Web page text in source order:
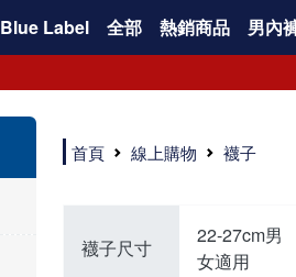
Blue Label 全部 熱銷商品 男內
如何挑選高品質的短襪？注重品質的三花短襪，特選高級優質棉料，保持雙腳透氣不悶熱。襪子具有良好的透氣性，自然讓腳不悶臭，讓您每天穿得健康、舒適。好襪子陪你走更遠！
品質優零負擔，全家人都適合的好襪子在三花!長輩、久坐辦公室最適合無鬆緊帶襪子、運動跑步打球雙層毛巾底短襪保護最有力，日常休閒短襪穿搭簡易最省時。耐洗耐穿超省錢!
三花襪子嚴選優質棉料，吸汗透氣、乾爽舒適，不易滑動。作為日常必備的襪子，其符合人體工學與時尚設計，令人穿上即感舒適。三花50年來專注改良，以精湛工藝打造超乎想像的舒適體驗。追求美感與實用兼備的您，絕對不能錯過三花襪子，即刻入手，體驗潮流與舒適的完美結合。
"最近一批襪子都相繼損壞，所以又到了採購新襪子的時間了！剛好又是換季，可以買適合當季的襪子，增添一些生活的小確幸。我通常一次會買6-8雙襪子，然後整批襪子幾乎會在差不多的時間陣亡，再換下一批。這種一年大概買兩次的習慣，讓6-8雙短襪輪流穿半年，不會太浪費，也避免穿著鬆垮的襪子很糗。 每次換襪子時，我都會嘗試一個新品牌來試試看。這次我選了已有50多年歷史的老牌子——三花。可能有人會問，三花襪子這麼有名，為何現在才選？其實我一直知道這品牌，但過去對他們家的產品印象是主要賣給男生的中筒襪，因此未曾購買。最近在捷運和網站上頻繁看到三花的廣告，便上網探究了一下。驚喜發現，他們家竟然也推出了很多適合女生穿的短襪，而且款式很漂亮，不再僅僅針對中年男性。 這次我訂了8雙襪子，總共500元，一雙平均只要62元（短襪價格依官網為主），真的很划算。而且，他們的物流速度超快，官網下單後隔天襪子就到貨了，這點我特別喜歡。收到襪子後，我還特地將它們一字排開，場面也蠻壯觀的。我訂了素色短襪、條紋短襪和撞色運動短襪，還為我老公買了一雙紳士襪。為了迎接夏天的到來，也幫他準備些薄襪子，畢竟穿皮鞋搭配厚重的運動襪真的不太合適。 這次的嘗試中，最讓我驚艷的是運動短襪。雙層毛巾底的設計，一開始以為會太厚，但實際穿上後發現這款襪子的吸震效果不輸其他運動品牌，吸濕性也非常強。我特意用水滴試驗，結果也很滿意。運動短襪的關鍵就是吸汗和吸震，這樣能讓整個運動過程不黏膩，並有效減少腳與鞋子的摩擦，避免脫跟的情況發生，增添了運動的舒適感。 此外，對於孩子來說，這款運動短襪的耐用性也讓我很滿意。其他品牌的襪子大概只能撐2個月，但看來這次的三花短襪應該能撐3個月以上，使用壽命更長，是一位媽媽的好幫手，既省錢又減少購買頻率。 至於我老公，最初覺得穿薄襪搭配皮鞋不太舒服，但後來漸漸習慣並喜歡上薄襪的輕盈感。畢竟太厚的襪子會改變皮鞋的形狀。三花的無鬆緊帶設計對久坐辦公的他來說，解決了腿部血液循環不良的問題，減少了勒痕，襪子脫下後也不再長時間地感到不適，這讓我們都很滿意。 總體來說，這次三花短襪的體驗還算不錯，無脫跟問題，且吸震和吸汗效果顯著。老公和孩子的襪子選擇也都很成功。未來我會再觀察這些襪子的耐用性，再決定是否回購。當下來看，三花是個值得推薦的品牌。
首頁 線上購物 襪子
襪子尺寸
22-27cm男
女適用